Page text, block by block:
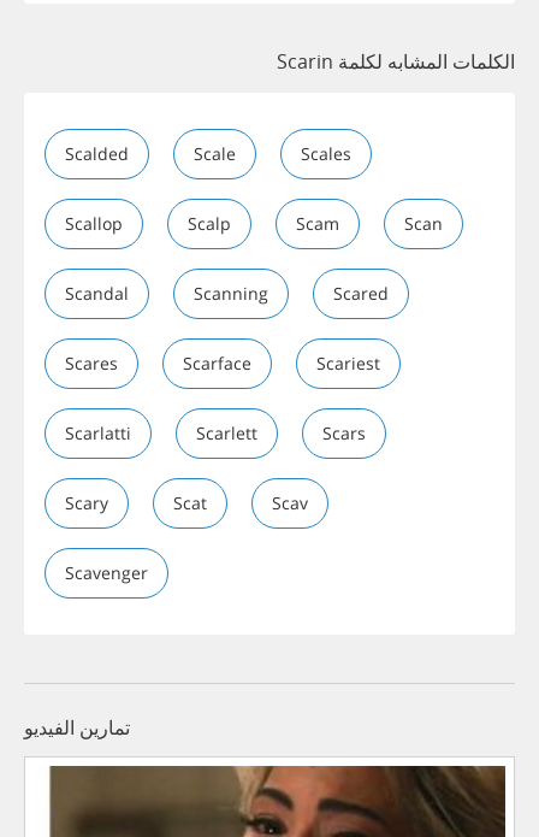
الكلمات المشابه لكلمة Scarin
Scalded Scale Scales
Scallop Scalp Scam Scan
Scandal Scanning Scared
Scares Scarface Scariest
Scarlatti Scarlett Scars
Scary Scat Scav
Scavenger
تمارين الفيديو